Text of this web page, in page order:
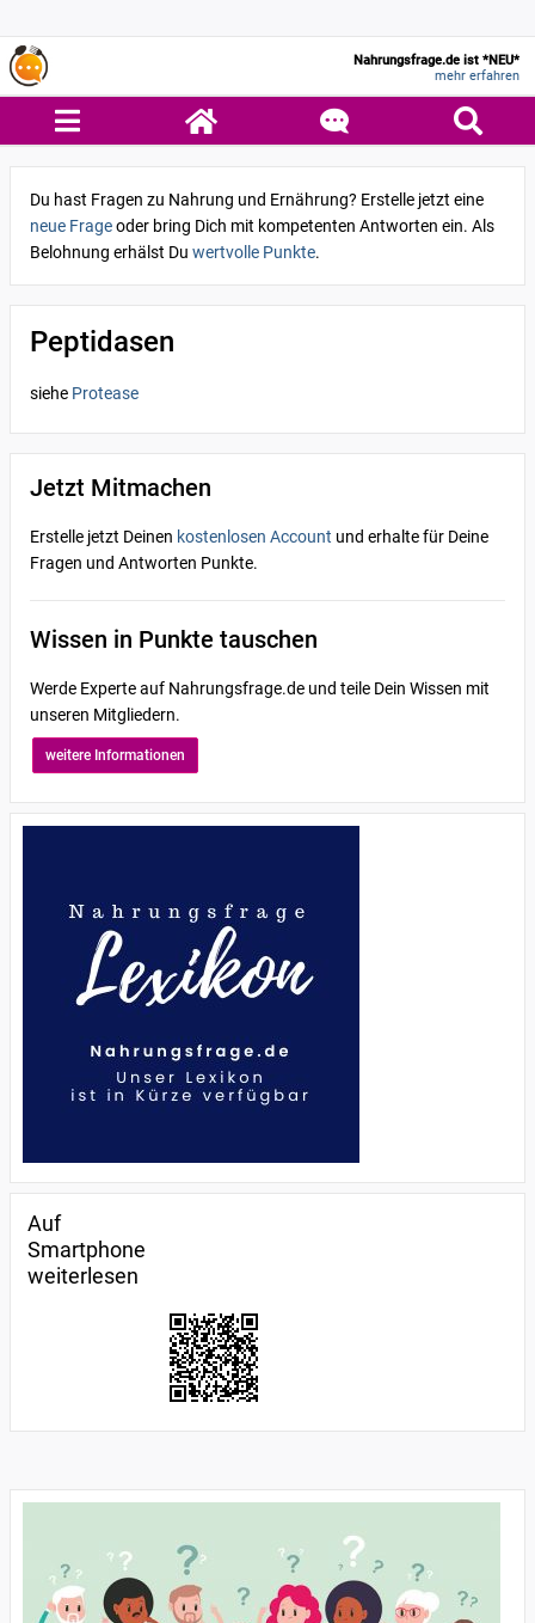
Nahrungsfrage.de ist *NEU*
mehr erfahren
Du hast Fragen zu Nahrung und Ernährung? Erstelle jetzt eine
neue Frageoder bring Dich mit kompetenten Antworten ein. Als
Belohnung erhälst Du wertvolle Punkte.
Peptidasen
siehe Protease
Jetzt Mitmachen
Erstelle jetzt Deinen kostenlosen Account und erhalte für Deine
Fragen und Antworten Punkte.
Wissen in Punkte tauschen
Werde Experte auf Nahrungsfrage.de und teile Dein Wissen mit
unseren Mitgliedern.
weitere Informationen
Auf
Smartphone
weiterlesen